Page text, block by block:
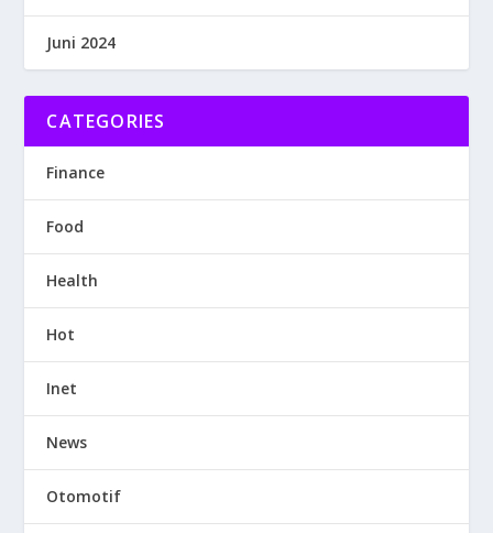
Juni 2024
CATEGORIES
Finance
Food
Health
Hot
Inet
News
Otomotif